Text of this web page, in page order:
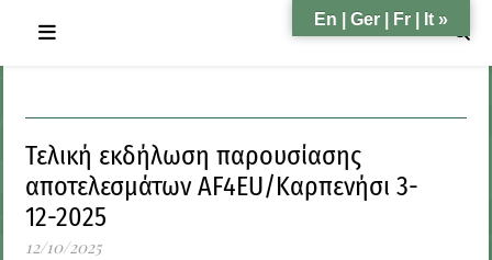
Τελική εκδήλωση παρουσίασης
αποτελεσμάτων AF4EU/Καρπενήσι 3-
12-2025
12/10/2025
En | Ger | Fr | It »